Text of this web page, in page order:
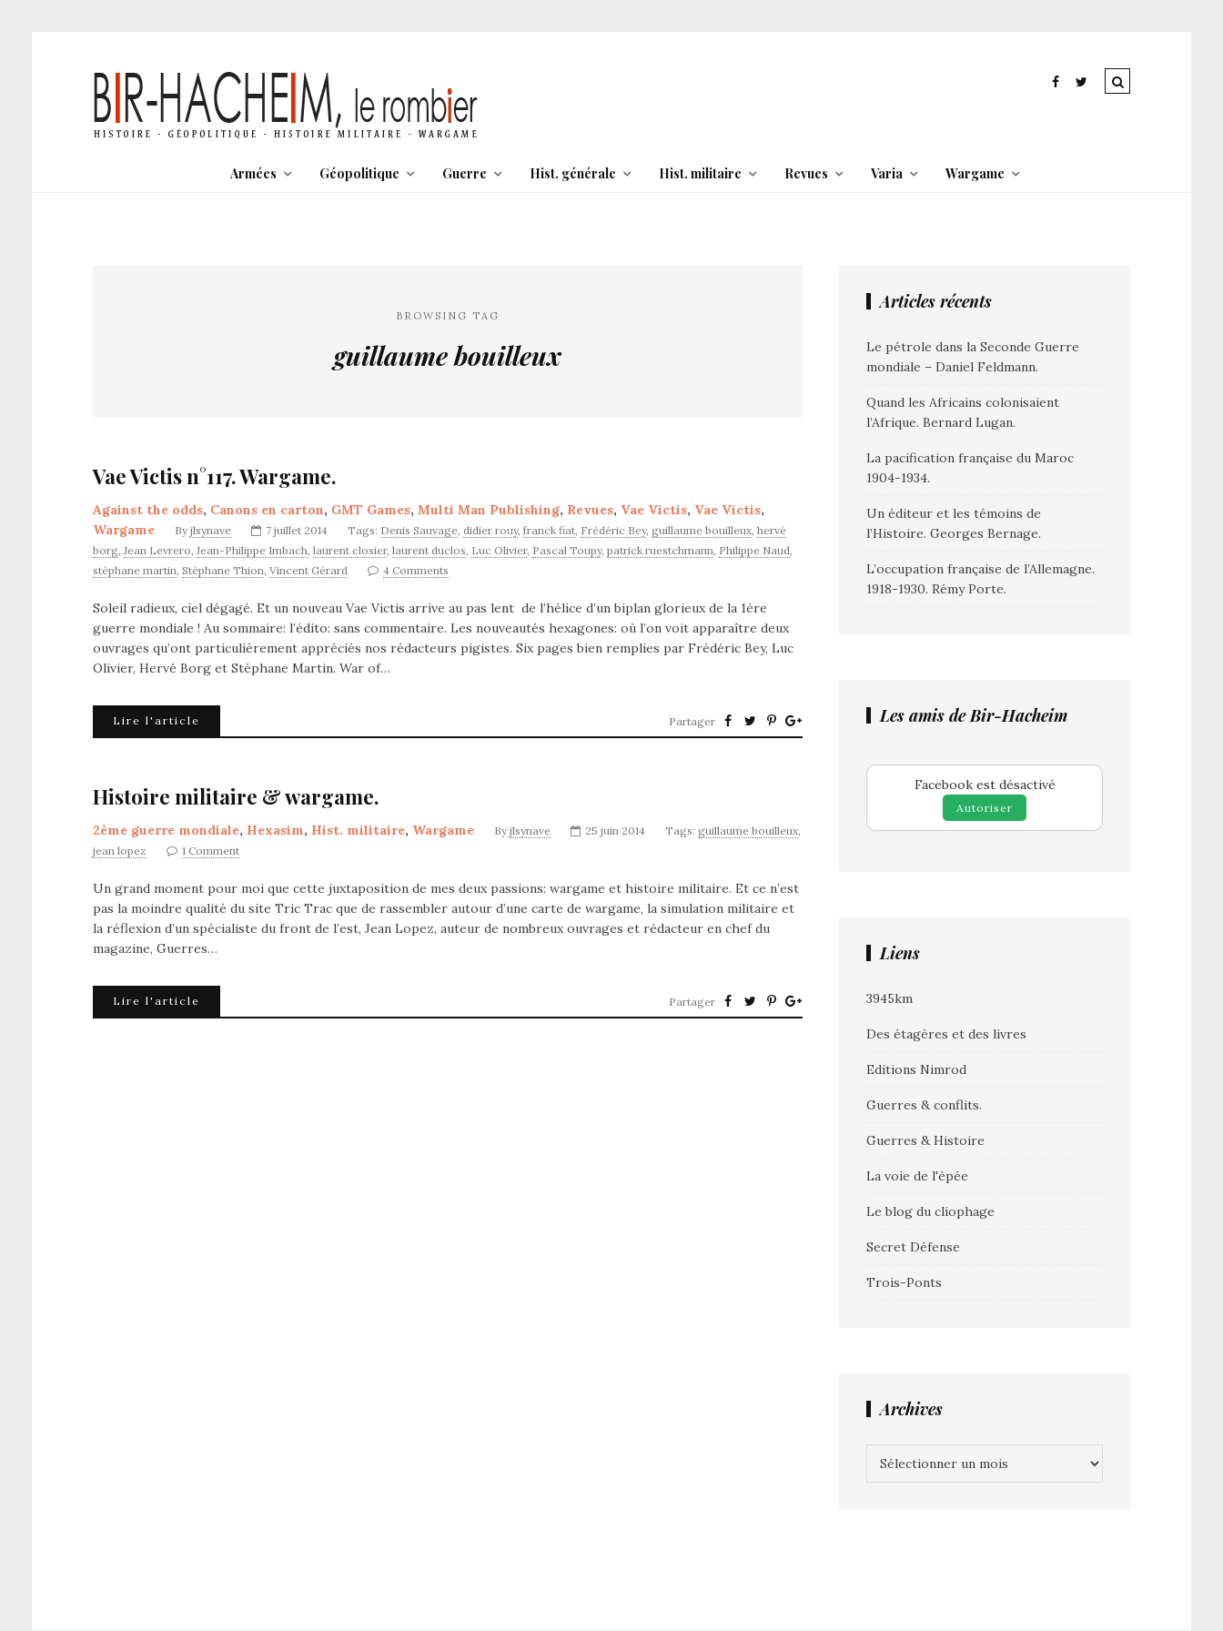
Armées Géopolitique Guerre Hist. générale Hist. militaire Revues Varia Wargame
BROWSING TAG
guillaume bouilleux
Vae Victis n°117. Wargame.
Against the odds, Canons en carton, GMT Games, Multi Man Publishing, Revues, Vae Victis, Vae Victis,
Wargame
By jlsynave 7 juillet 2014 Tags: Denis Sauvage, didier rouy, franck fiat, Frédéric Bey, guillaume bouilleux, hervé
borg,Jean Levrero,Jean-Philippe Imbach, laurent closier, laurent duclos, Luc Olivier, Pascal Toupy, patrick ruestchmann, Philippe Naud,
stéphane martin, Stéphane Thion, Vincent Gérard 4 Comments
Soleil radieux, ciel dégagé. Et un nouveau Vae Victis arrive au pas lent de l’hélice d’un biplan glorieux de la 1ère
guerre mondiale ! Au sommaire: l’édito: sans commentaire. Les nouveautés hexagones: où l’on voit apparaître deux
ouvrages qu’ont particulièrement appréciés nos rédacteurs pigistes. Six pages bien remplies par Frédéric Bey, Luc
Olivier, Hervé Borg et Stéphane Martin. War of…
Lire l'article Partager
Histoire militaire & wargame.
2ème guerre mondiale, Hexasim, Hist. militaire, Wargame By jlsynave 25 juin 2014 Tags: guillaume bouilleux,
jean lopez
1 Comment
Un grand moment pour moi que cette juxtaposition de mes deux passions: wargame et histoire militaire. Et ce n’est
pas la moindre qualité du site Tric Trac que de rassembler autour d’une carte de wargame, la simulation militaire et
la réflexion d’un spécialiste du front de l’est, Jean Lopez, auteur de nombreux ouvrages et rédacteur en chef du
magazine, Guerres…
Lire l'article Partager
Articles récents
Le pétrole dans la Seconde Guerre
mondiale – Daniel Feldmann.
Quand les Africains colonisaient
l’Afrique. Bernard Lugan.
La pacification française du Maroc
1904-1934.
Un éditeur et les témoins de
l’Histoire. Georges Bernage.
L’occupation française de l’Allemagne.
1918-1930. Rémy Porte.
Les amis de Bir-Hacheim
Facebook est désactivé
Autoriser
Liens
3945km
Des étagères et des livres
Editions Nimrod
Guerres & conflits.
Guerres & Histoire
La voie de l'épée
Le blog du cliophage
Secret Défense
Trois-Ponts
Archives